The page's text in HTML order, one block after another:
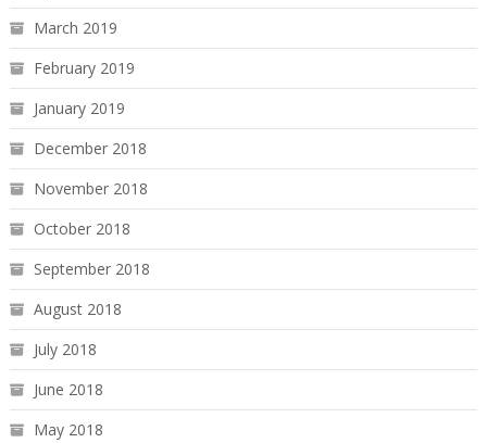
March 2019
February 2019
January 2019
December 2018
November 2018
October 2018
September 2018
August 2018
July 2018
June 2018
May 2018